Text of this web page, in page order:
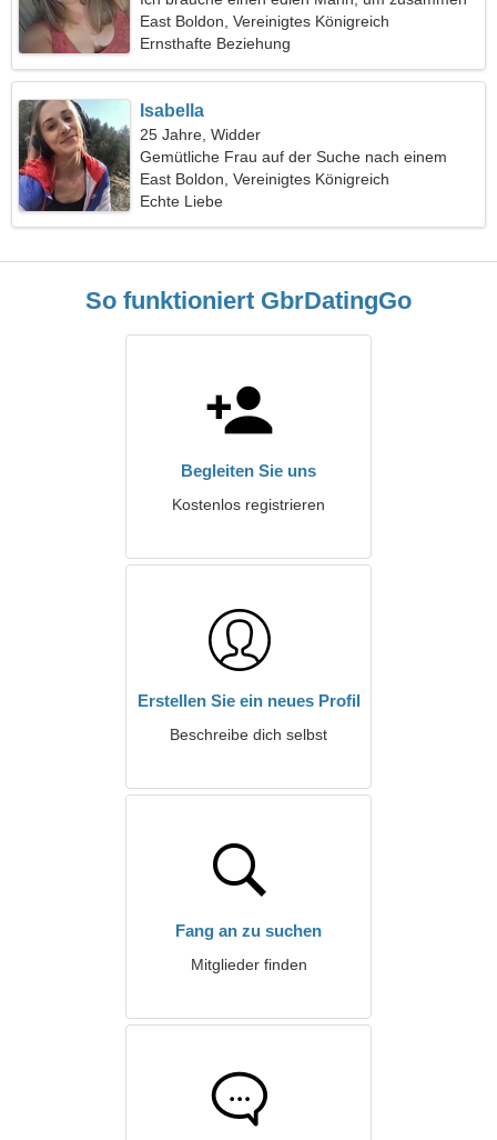
zu kochen
East Boldon, Vereinigtes Königreich
Ernsthafte Beziehung
Isabella
25 Jahre, Widder
Gemütliche Frau auf der Suche nach einem
Date
East Boldon, Vereinigtes Königreich
Echte Liebe
So funktioniert GbrDatingGo
Begleiten Sie uns
Kostenlos registrieren
Erstellen Sie ein neues Profil
Beschreibe dich selbst
Fang an zu suchen
Mitglieder finden